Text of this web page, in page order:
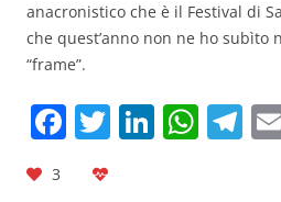
anacronistico che è il Festival di
che quest’anno non ne ho subìto
“frame”.
F T Li W T
3